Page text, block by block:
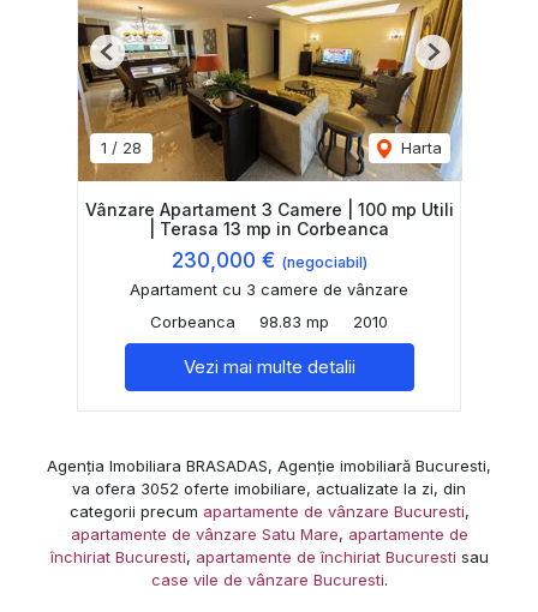
1 / 28 Harta
Previous Next
Vânzare Apartament 3 Camere | 100 mp Utili
| Terasa 13 mp in Corbeanca
230,000 € (negociabil)
Apartament cu 3 camere de vânzare
Corbeanca
98.83 mp 2010
Vezi mai multe detalii
Agenția Imobiliara BRASADAS, Agenție imobiliară Bucuresti,
va ofera 3052 oferte imobiliare, actualizate la zi, din
categorii precum apartamente de vânzare Bucuresti,
apartamente de vânzare Satu Mare, apartamente de
închiriat Bucuresti, apartamente de închiriat Bucuresti sau
case vile de vânzare Bucuresti.